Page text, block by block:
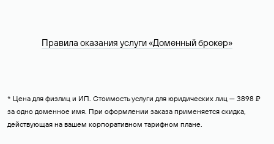
Правила оказания услуги «Доменный брокер»
* Цена для физлиц и ИП. Стоимость услуги для юридических лиц — 3898 ₽
за одно доменное имя. При оформлении заказа применяется скидка,
действующая на вашем корпоративном тарифном плане.